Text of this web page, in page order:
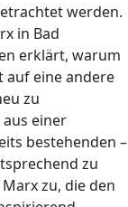
werden.
in Bad
erklärt, warum
auf eine andere
zu
einer
bestehenden –
zu
zu, die den